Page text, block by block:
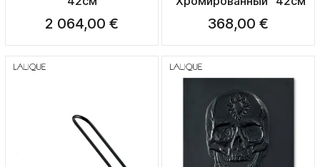
2 064,00 € 368,00 €